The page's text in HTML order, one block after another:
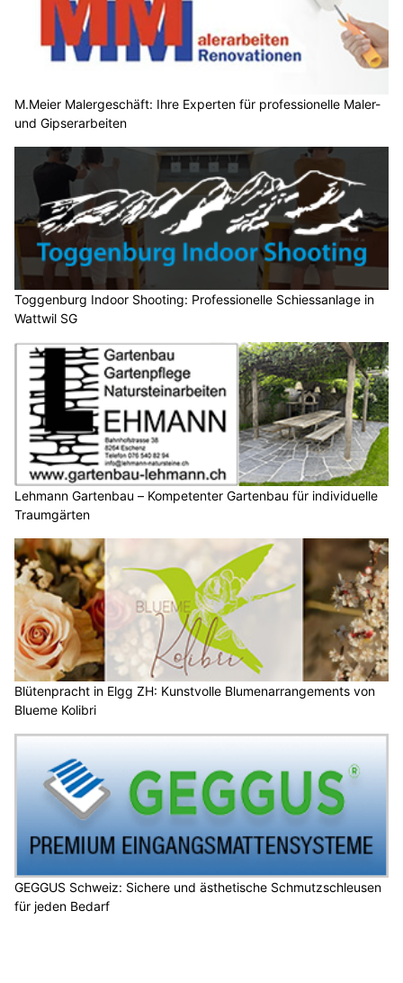
M.Meier Malergeschäft: Ihre Experten für professionelle Maler-
und Gipserarbeiten
Toggenburg Indoor Shooting: Professionelle Schiessanlage in
Wattwil SG
Lehmann Gartenbau – Kompetenter Gartenbau für individuelle
Traumgärten
Blütenpracht in Elgg ZH: Kunstvolle Blumenarrangements von
Blueme Kolibri
GEGGUS Schweiz: Sichere und ästhetische Schmutzschleusen
für jeden Bedarf